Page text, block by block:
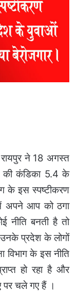
रायपुर ने 18 अगस्त
की कंडिका 5.4 के
के इस स्पष्टीकरण
अपने आप को ठगा
बनती है तो
प्रदेश के लोगों
विभाग के इस नीति
हो रहा है और
पर चले गए हैं ।